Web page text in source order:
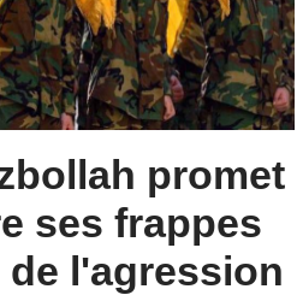
promet
ses frappes
l'agression